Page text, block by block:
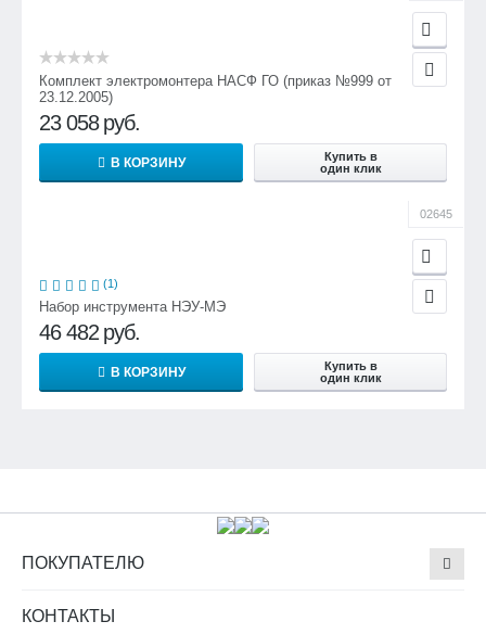
Комплект электромонтера НАСФ ГО (приказ №999 от
23.12.2005)
23 058 руб.
В КОРЗИНУ
Купить в
один клик
02645
(1)
Набор инструмента НЭУ-МЭ
46 482 руб.
В КОРЗИНУ
Купить в
один клик
ПОКУПАТЕЛЮ
КОНТАКТЫ